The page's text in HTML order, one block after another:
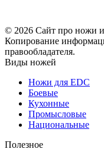
© 2026 Сайт про ножи и
Копирование
правообладателя.
Виды ножей
Ножи для EDC
Боевые
Кухонные
Промысловые
Национальные
Полезное